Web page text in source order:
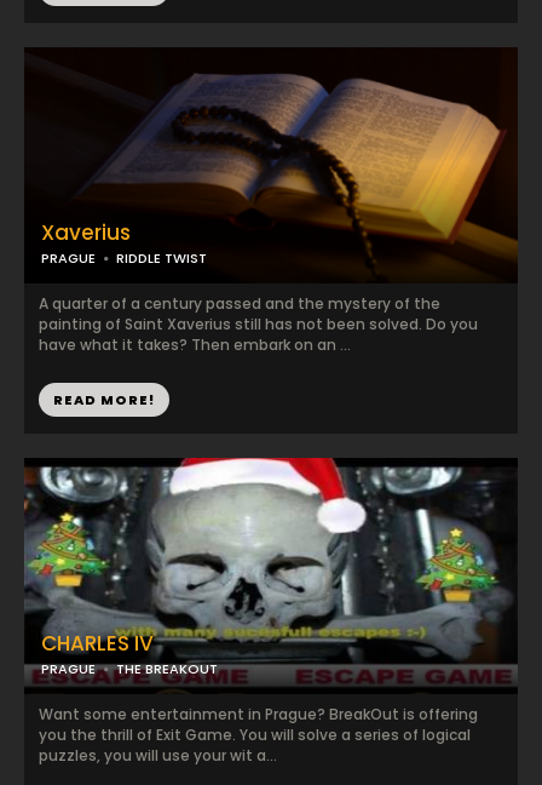
Xaverius
PRAGUE RIDDLE TWIST
A quarter of a century passed and the mystery of the
painting of Saint Xaverius still has not been solved. Do you
have what it takes? Then embark on an ...
READ MORE!
CHARLES IV
PRAGUE THE BREAKOUT
Want some entertainment in Prague? BreakOut is offering
you the thrill of Exit Game. You will solve a series of logical
puzzles, you will use your wit a...